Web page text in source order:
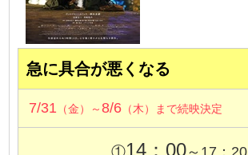
急に具合が悪くなる
7/31 （金）～8/6 （木）まで続映決定
①14：00～17：20